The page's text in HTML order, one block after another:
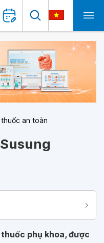
an toàn
phụ khoa, được